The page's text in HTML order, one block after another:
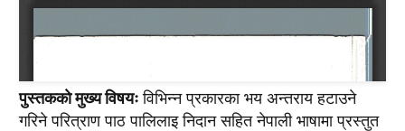
पुस्तककाे मुख्य विषयःविभिन्न प्रकारका भय अन्तराय हटाउने
गरिने परित्राण पाठ पालिलाइ निदान सहित नेपाली भाषामा प्रस्तुत